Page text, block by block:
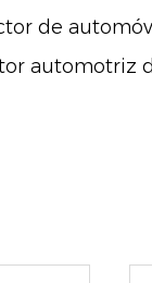
de
automotriz